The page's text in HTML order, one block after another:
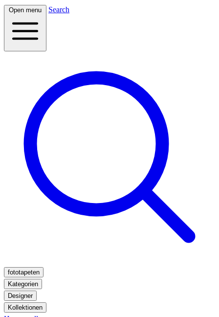
Open menu Search
fototapeten
Kategorien
Designer
Kollektionen